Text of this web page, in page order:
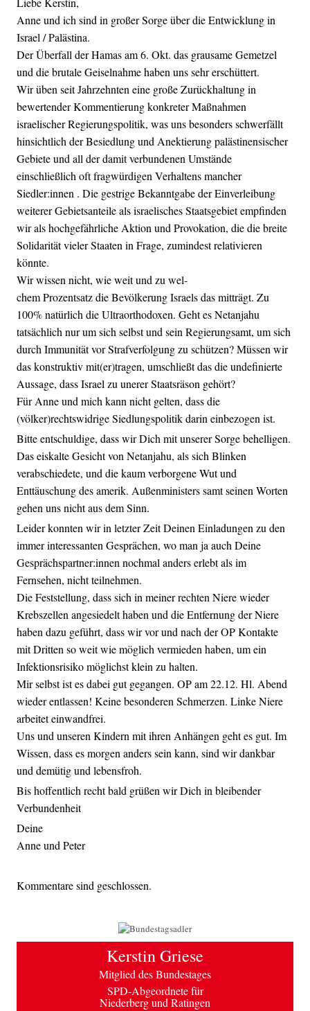
Anne und ich sind in großer Sorge über die Entwicklung in
Israel / Palästina.
Der Überfall der Hamas am 6. Okt. das grausame Gemetzel
und die brutale Geiselnahme haben uns sehr erschüttert.
Wir üben seit Jahrzehnten eine große Zurückhaltung in
bewertender Kommentierung konkreter Maßnahmen
israelischer Regierungspolitik, was uns besonders schwerfällt
hinsichtlich der Besiedlung und Anektierung palästinensischer
Gebiete und all der damit verbundenen Umstände
einschließlich oft fragwürdigen Verhaltens mancher
Siedler:innen . Die gestrige Bekanntgabe der Einverleibung
weiterer Gebietsanteile als israelisches Staatsgebiet empfinden
wir als hochgefährliche Aktion und Provokation, die die breite
Solidarität vieler Staaten in Frage, zumindest relativieren
könnte.
Wir wissen nicht, wie weit und zu wel-
chem Prozentsatz die Bevölkerung Israels das mitträgt. Zu
100% natürlich die Ultraorthodoxen. Geht es Netanjahu
tatsächlich nur um sich selbst und sein Regierungsamt, um sich
durch Immunität vor Strafverfolgung zu schützen? Müssen wir
das konstruktiv mit(er)tragen, umschließt das die undefinierte
Aussage, dass Israel zu unerer Staatsräson gehört?
Für Anne und mich kann nicht gelten, dass die
(völker)rechtswidrige Siedlungspolitik darin einbezogen ist.
Bitte entschuldige, dass wir Dich mit unserer Sorge behelligen.
Das eiskalte Gesicht von Netanjahu, als sich Blinken
verabschiedete, und die kaum verborgene Wut und
Enttäuschung des amerik. Außenministers samt seinen Worten
gehen uns nicht aus dem Sinn.
Leider konnten wir in letzter Zeit Deinen Einladungen zu den
immer interessanten Gesprächen, wo man ja auch Deine
Gesprächspartner:innen nochmal anders erlebt als im
Fernsehen, nicht teilnehmen.
Die Feststellung, dass sich in meiner rechten Niere wieder
Krebszellen angesiedelt haben und die Entfernung der Niere
haben dazu geführt, dass wir vor und nach der OP Kontakte
mit Dritten so weit wie möglich vermieden haben, um ein
Infektionsrisiko möglichst klein zu halten.
Mir selbst ist es dabei gut gegangen. OP am 22.12. Hl. Abend
wieder entlassen! Keine besonderen Schmerzen. Linke Niere
arbeitet einwandfrei.
Uns und unseren Kindern mit ihren Anhängen geht es gut. Im
Wissen, dass es morgen anders sein kann, sind wir dankbar
und demütig und lebensfroh.
Bis hoffentlich recht bald grüßen wir Dich in bleibender
Verbundenheit
Deine
Anne und Peter
Kommentare sind geschlossen.
Kerstin Griese
Mitglied des Bundestages
SPD-Abgeordnete für
Niederberg und Ratingen